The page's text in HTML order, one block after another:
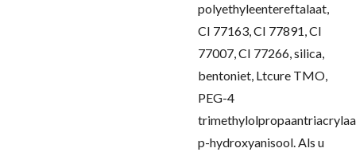
polyethyleentereftalaat,
CI 77163, CI 77891, CI
77007, CI 77266, silica,
bentoniet, Ltcure TMO,
PEG-4
p-hydroxyanisool.Als u